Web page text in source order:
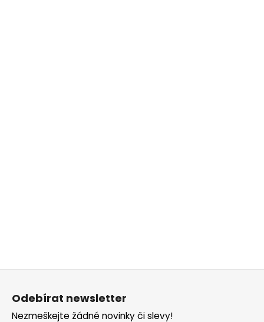
Z
Odebírat newsletter
Nezmeškejte žádné novinky či slevy!